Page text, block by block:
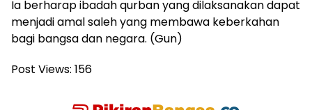
Ia berharap ibadah qurban yang dilaksanakan dapat
menjadi amal saleh yang membawa keberkahan
bagi bangsa dan negara. (Gun)
Post Views: 156